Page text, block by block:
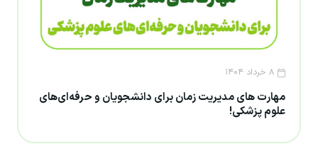
۸ خرداد ۱۴۰۴
مهارت های مدیریت زمان برای دانشجویان و حرفه‌ای‌های
علوم پزشکی!